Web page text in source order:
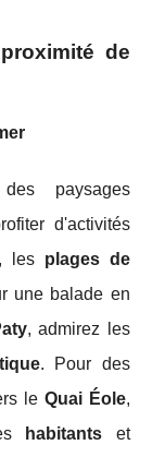
de
paysages
d'activités
les plages de
une balade en
, admirez les
. Pour des
le Quai Éole,
habitants et